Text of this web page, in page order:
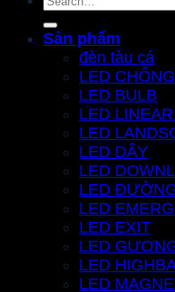
Sản phẩm
đèn tàu cá
LED
LED BULB
LED
LED
LED DÂY
LED
LED
LED
LED EXIT
LED
LED
LED